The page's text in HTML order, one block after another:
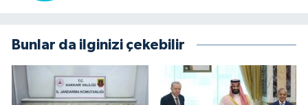
Bunlar da ilginizi çekebilir